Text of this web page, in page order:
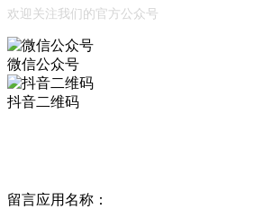
欢迎关注我们的官方公众号
微信公众号
抖音二维码
留言应用名称：